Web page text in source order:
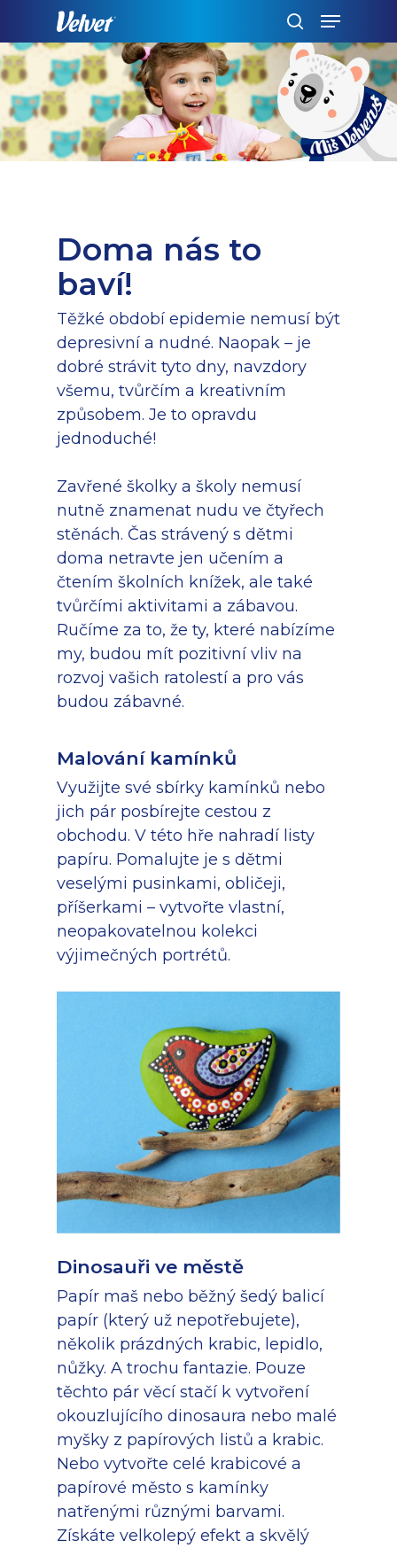
main
content
search
Menu
Doma nás to
baví!
Těžké období epidemie nemusí být
depresivní a nudné. Naopak – je
dobré strávit tyto dny, navzdory
všemu, tvůrčím a kreativním
způsobem. Je to opravdu
jednoduché!
Zavřené školky a školy nemusí
nutně znamenat nudu ve čtyřech
stěnách. Čas strávený s dětmi
doma netravte jen učením a
čtením školních knížek, ale také
tvůrčími aktivitami a zábavou.
Ručíme za to, že ty, které nabízíme
my, budou mít pozitivní vliv na
rozvoj vašich ratolestí a pro vás
budou zábavné.
Malování kamínků
Využijte své sbírky kamínků nebo
jich pár posbírejte cestou z
obchodu. V této hře nahradí listy
papíru. Pomalujte je s dětmi
veselými pusinkami, obličeji,
příšerkami – vytvořte vlastní,
neopakovatelnou kolekci
výjimečných portrétů.
Dinosauři ve městě
Papír maš nebo běžný šedý balicí
papír (který už nepotřebujete),
několik prázdných krabic, lepidlo,
nůžky. A trochu fantazie. Pouze
těchto pár věcí stačí k vytvoření
okouzlujícího dinosaura nebo malé
myšky z papírových listů a krabic.
Nebo vytvořte celé krabicové a
papírové město s kamínky
natřenými různými barvami.
Získáte velkolepý efekt a skvělý